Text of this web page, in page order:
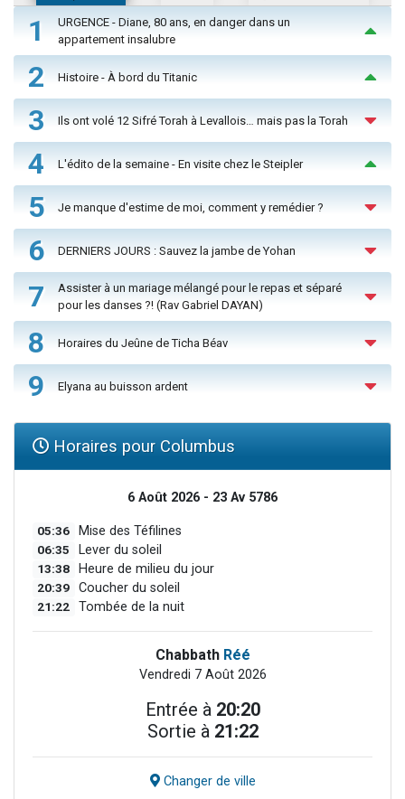
1
URGENCE - Diane, 80 ans, en danger dans un
appartement insalubre
2 Histoire - À bord du Titanic
3 Ils ont volé 12 Sifré Torah à Levallois… mais pas la Torah
4 L'édito de la semaine - En visite chez le Steipler
5 Je manque d'estime de moi, comment y remédier ?
6 DERNIERS JOURS : Sauvez la jambe de Yohan
7
Assister à un mariage mélangé pour le repas et séparé
pour les danses ?! (Rav Gabriel DAYAN)
8 Horaires du Jeûne de Ticha Béav
9 Elyana au buisson ardent
Horaires pour Columbus
6 Août 2026 - 23 Av 5786
05:36 Mise des Téfilines
06:35 Lever du soleil
13:38 Heure de milieu du jour
20:39 Coucher du soleil
21:22 Tombée de la nuit
Chabbath Réé
Vendredi 7 Août 2026
Entrée à 20:20
Sortie à 21:22
Changer de ville